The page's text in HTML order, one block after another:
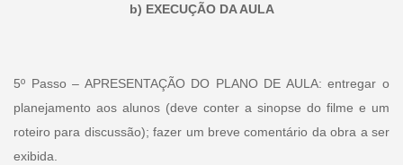
b) EXECUÇÃO DA AULA
5º Passo – APRESENTAÇÃO DO PLANO DE AULA: entregar o
planejamento aos alunos (deve conter a sinopse do filme e um
roteiro para discussão); fazer um breve comentário da obra a ser
exibida.